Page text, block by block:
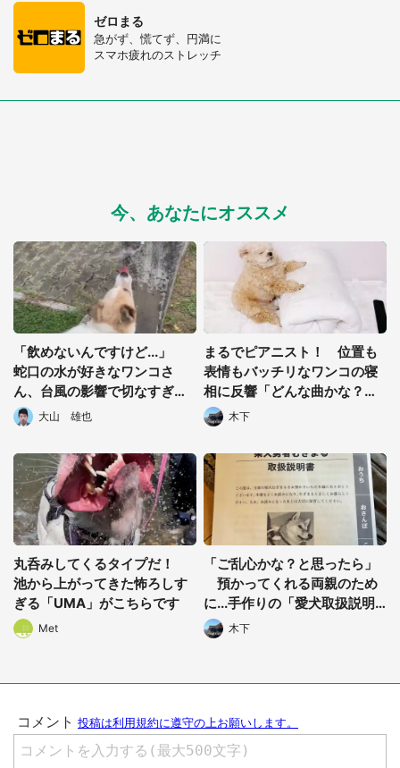
ゼロまる
急がず、慌てず、円満に
スマホ疲れのストレッチ
今、あなたにオススメ
「飲めないんですけど...」
蛇口の水が好きなワンコさ
ん、台風の影響で切なすぎる
状況に大山 雄也
まるでピアニスト！ 位置も
表情もバッチリなワンコの寝
相に反響「どんな曲かな？」
「もこもこシューベルト」
木下
丸呑みしてくるタイプだ！
池から上がってきた怖ろしす
ぎる「UMA」がこちらです
Met
「ご乱心かな？と思ったら」
預かってくれる両親のため
に...手作りの「愛犬取扱説明
書」が最高のアイデア
木下